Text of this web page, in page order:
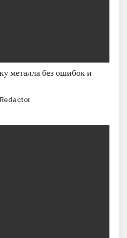
металла без ошибок и
Redactor